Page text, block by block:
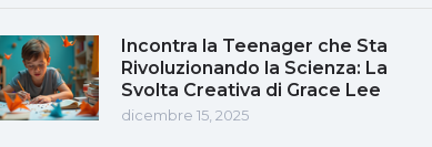
Incontra la Teenager che Sta
Rivoluzionando la Scienza: La
Svolta Creativa di Grace Lee
dicembre 15, 2025